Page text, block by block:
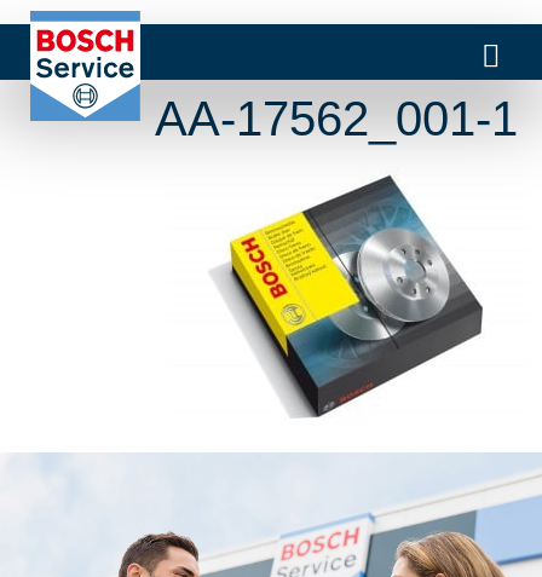
1-AA-17562_001